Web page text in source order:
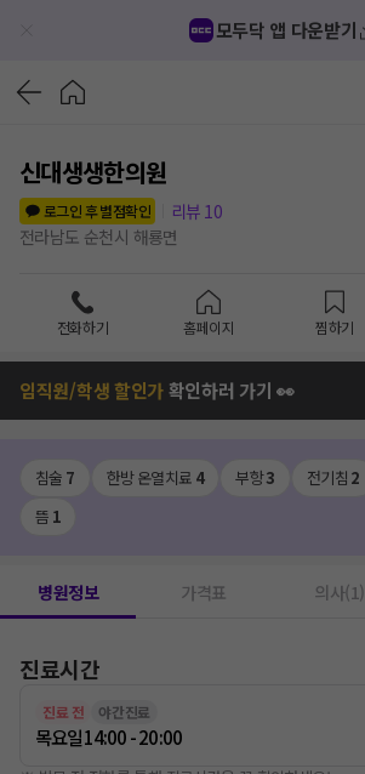
모두닥 앱 다운받기
신대생생한의원
로그인 후 별점확인
리뷰 10
전라남도 순천시 해룡면
전화하기 홈페이지 찜하기
임직원/학생 할인가확인하러 가기 👀
침술 7 한방 온열치료 4 부항3 전기침 2
뜸 1
병원정보 가격표 의사(1)
진료시간
진료 전 야간진료
목요일14:00 - 20:00